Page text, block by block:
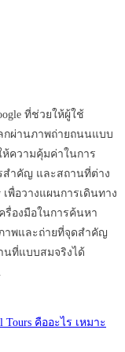
ที่ช่วยให้ผู้ใช้
กผ่านภาพถ่ายถนนแบบ
ห้ความคุ้มค่าในการ
ำคัญ และสถานที่ต่าง
เพื่อวางแผนการเดินทาง
รื่องมือในการค้นหา
าพและถ่ายที่จุดสำคัญ
นที่แบบสมจริงได้